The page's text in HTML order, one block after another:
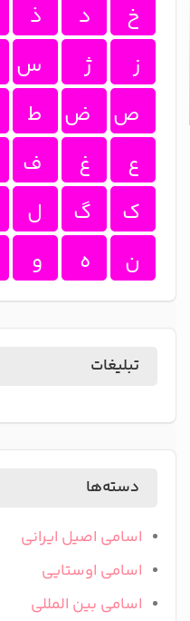
خ
د
ذ
ز
ژ
س
ص
ض
ط
ع
غ
ف
ک
گ
ل
ن
ه و
تبلیغات
دسته‌ها
اسامی اصیل ایرانی
اسامی اوستایی
اسامی بین المللی